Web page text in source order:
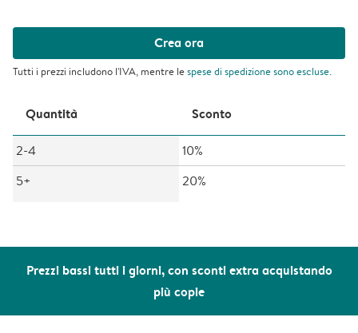
Prezzi bassi tutti i giorni, con sconti extra acquistando
più copie
Crea ora
Tutti i prezzi includono l'IVA, mentre lespese di spedizionesono escluse.
Quantità Sconto
2-4
10%
5+
20%